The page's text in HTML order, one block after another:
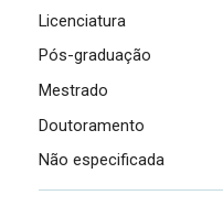
Licenciatura
Pós-graduação
Mestrado
Doutoramento
Não especificada